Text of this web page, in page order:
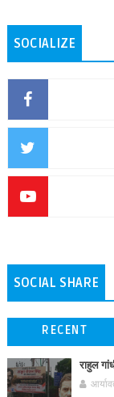
SOCIALIZE
SOCIAL SHARE
RECENT
राहुल